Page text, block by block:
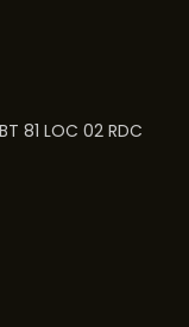
81 LOC 02 RDC